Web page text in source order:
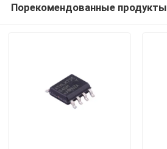
Порекомендованные продукты